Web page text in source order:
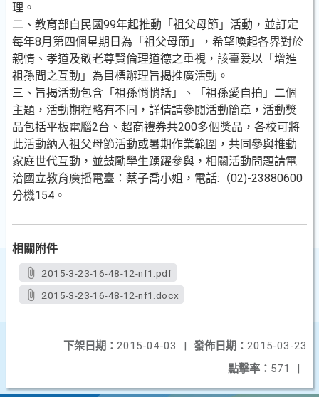
理。
二、教育部自民國99年起推動「祖父母節」活動，並訂定
每年8月第四個星期日為「祖父母節」，希望喚起各界對於
親情、孝道及敬老尊賢倫理道德之重視，該臺爰以「增進
祖孫間之互動」為目標辦理旨揭推廣活動。
三、旨揭活動包含「祖孫悄悄話」、「祖孫愛自拍」二個
主題，活動期程略有不同，詳情請參閱活動簡章，活動獎
品包括平板電腦2台、超商禮券共200多個獎品，各校可將
此活動納入祖父母節活動或暑期作業範圍，共同參與推動
家庭世代互動，並鼓勵學生踴躍參與，相關活動問題請電
洽國立教育廣播電臺：蔡子喬小姐，電話:（02)-23880600
分機154。
相關附件
2015-3-23-16-48-12-nf1.pdf
2015-3-23-16-48-12-nf1.docx
發佈日期： 2015-03-23
下架日期： 2015-04-03
|
點擊率： 571 |